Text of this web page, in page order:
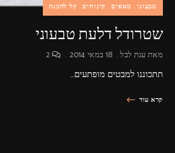
טבעוני מאפים קינוחים קל להכנה
שטרודל דלעת טבעוני
מאתענת לבל 18 במאי 2014 2
תתכוננו למבטים מופתעים…
קרא עוד